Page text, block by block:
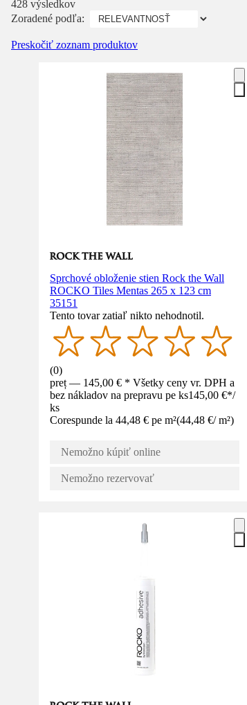
428 výsledkov
Zoradené podľa:
Preskočiť zoznam produktov
Sprchové obloženie stien Rock the Wall
ROCKO Tiles Mentas 265 x 123 cm
35151
Tento tovar zatiaľ nikto nehodnotil.
(0)
preț — 145,00 € * Všetky ceny vr. DPH a
bez nákladov na prepravu pe ks145,00 €*/
ks
Corespunde la 44,48 € pe m²(44,48 €/ m²)
Nemožno kúpiť online
Nemožno rezervovať